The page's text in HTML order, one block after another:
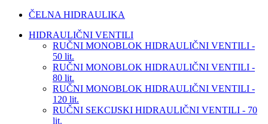
ČELNA HIDRAULIKA
HIDRAULIČNI VENTILI
RUČNI MONOBLOK HIDRAULIČNI VENTILI -
50 lit.
RUČNI MONOBLOK HIDRAULIČNI VENTILI -
80 lit.
RUČNI MONOBLOK HIDRAULIČNI VENTILI -
120 lit.
RUČNI SEKCIJSKI HIDRAULIČNI VENTILI - 70
lit.